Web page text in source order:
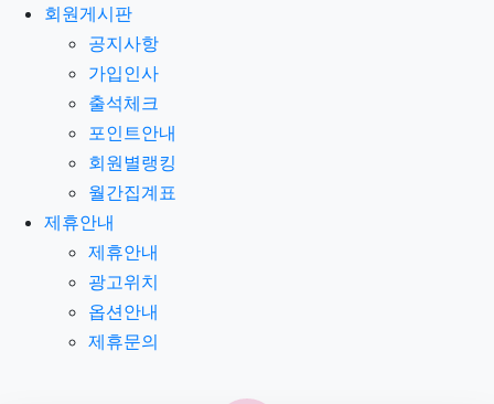
회원게시판
공지사항
가입인사
출석체크
포인트안내
회원별랭킹
월간집계표
제휴안내
제휴안내
광고위치
옵션안내
제휴문의